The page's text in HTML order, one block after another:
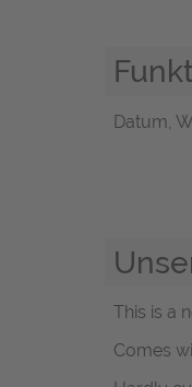
Datum,
This is a
Comes